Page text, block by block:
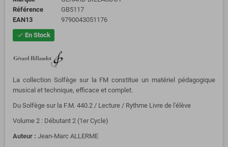
Référence
GB5117
EAN13
9790043051176
check En Stock
La collection Solfège sur la FM constitue un matériel pédagogique
musical et technique, efficace et complet.
Du Solfège sur la F.M. 440.2 / Lecture / Rythme Livre de l'élève
Volume 2 : Débutant 2 (1er Cycle)
Auteur : Jean-Marc ALLERME